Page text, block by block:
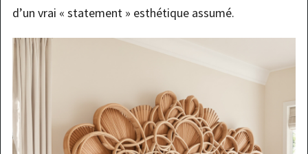
d’un vrai « statement » esthétique assumé.